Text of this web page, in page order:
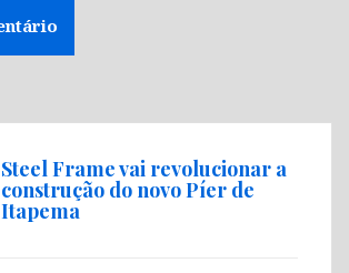
Steel Frame vai revolucionar a
construção do novo Píer de
Itapema